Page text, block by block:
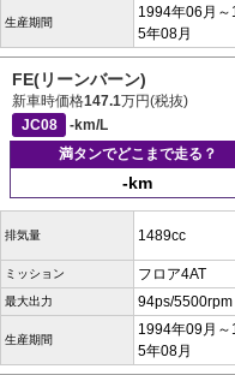
生産期間
1994年06月～
5年08月
FE(リーンバーン)
新車時価格147.1万円(税抜)
JC08
-km/L
満タンでどこまで走る？
-km
排気量 1489cc
ミッション フロア4AT
最大出力 94ps/5500rpm
生産期間
1994年09月～
5年08月